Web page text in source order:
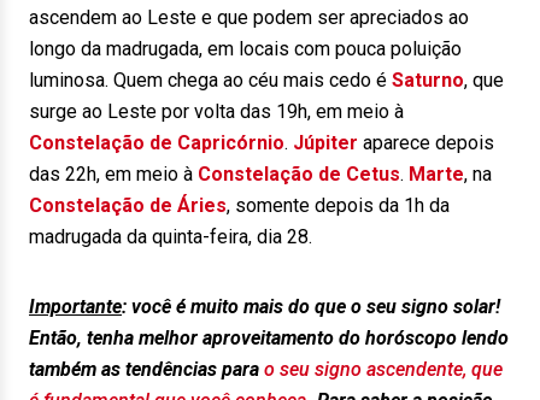
ascendem ao Leste e que podem ser apreciados ao
longo da madrugada, em locais com pouca poluição
luminosa. Quem chega ao céu mais cedo é Saturno, que
surge ao Leste por volta das 19h, em meio à
Constelação de Capricórnio. Júpiter aparece depois
das 22h, em meio à Constelação de Cetus. Marte, na
Constelação de Áries, somente depois da 1h da
madrugada da quinta-feira, dia 28.
Importante: você é muito mais do que o seu signo solar!
Então, tenha melhor aproveitamento do horóscopo lendo
também as tendências para o seu signo ascendente, que